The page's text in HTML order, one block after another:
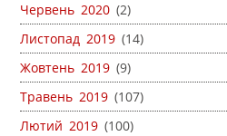
Червень 2020 (2)
Листопад 2019 (14)
Жовтень 2019 (9)
Травень 2019 (107)
Лютий 2019 (100)